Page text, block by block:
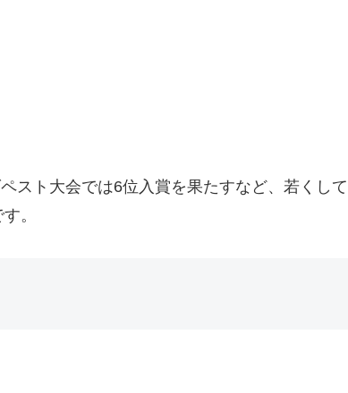
スト大会では6位入賞を果たすなど、若くして
。